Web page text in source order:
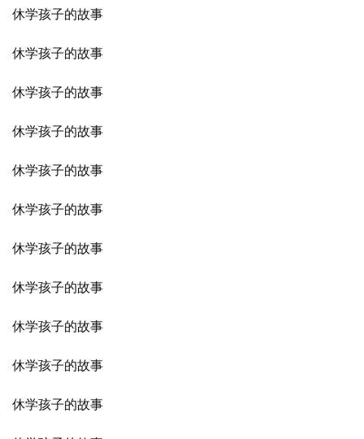
休学孩子的故事
休学孩子的故事
休学孩子的故事
休学孩子的故事
休学孩子的故事
休学孩子的故事
休学孩子的故事
休学孩子的故事
休学孩子的故事
休学孩子的故事
休学孩子的故事